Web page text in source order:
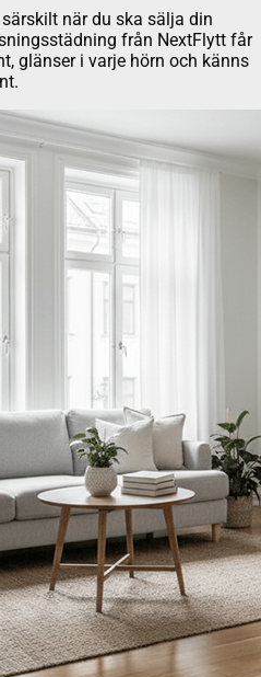
när du ska sälja din
från NextFlytt får
glänser i varje hörn och känns